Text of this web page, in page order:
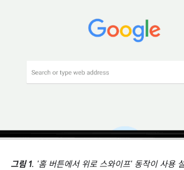
그림 1. '홈 버튼에서 위로 스와이프' 동작이 사용